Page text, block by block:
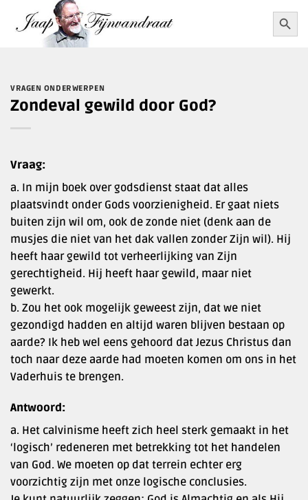
naar
Zoek
naar:
VRAGEN ONDERWERPEN
Zondeval gewild door God?
Vraag:
a. In mijn boek over godsdienst staat dat alles
plaatsvindt onder Gods voorzienigheid. Er gaat niets
buiten zijn wil om, ook de zonde niet (denk aan de
musjes die niet van het dak vallen zonder Zijn wil). Hij
heeft haar gewild tot verheerlijking van Zijn
gerechtigheid. Hij heeft haar gewild, maar niet
gewerkt.
b. Zou het ook mogelijk geweest zijn, dat we niet
gezondigd hadden en altijd waren blijven bestaan op
aarde? Ik heb wel eens gehoord dat Jezus Christus dan
toch naar deze aarde had moeten komen om ons in het
Vaderhuis te brengen.
Antwoord:
a. Het calvinisme heeft zich heel sterk gemaakt in het
‘logisch’ redeneren met betrekking tot het handelen
van God. We moeten op dat terrein echter erg
voorzichtig zijn met onze logische conclusies.